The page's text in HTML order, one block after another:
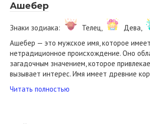
Ашебер
Знаки зодиака: Телец, Дева,
Ашебер — это мужское имя, которое
нетрадиционное происхождение. Оно
загадочным значением, которое
вызывает интерес. Имя имеет древние
Читать полностью